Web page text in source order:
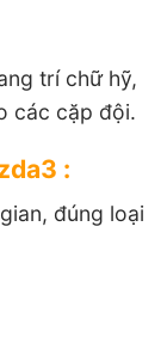
trí chữ hỹ,
các cặp đội.
:
đúng loại